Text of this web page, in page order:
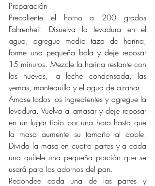
Preparación
Precaliente el horno a 200 grados
Fahrenheit. Disuelva la levadura en el
agua, agregue media taza de harina,
forme una pequeña bola y deje reposar
15 minutos. Mezcle la harina restante con
los huevos, la leche condensada, las
yemas, mantequilla y el agua de azahar.
Amase todos los ingredientes y agregue la
levadura. Vuelva a amasar y deje reposar
en un lugar tibio por una hora hasta que
la masa aumente su tamaño al doble.
Divida la masa en cuatro partes y a cada
una quítele una pequeña porción que se
usará para los adornos del pan.
Redondee cada una de las partes y